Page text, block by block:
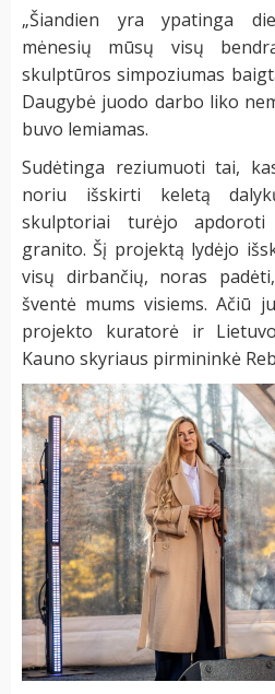
„Šiandien yra ypatinga
mėnesių mūsų visų
skulptūros simpoziumas
Daugybė juodo darbo liko
buvo lemiamas.
Sudėtinga reziumuoti tai,
noriu išskirti keletą
skulptoriai turėjo
granito. Šį projektą lydėjo
visų dirbančių, noras
šventė mums visiems. Ačiū
projekto kuratorė ir
Kauno skyriaus pirmininkė